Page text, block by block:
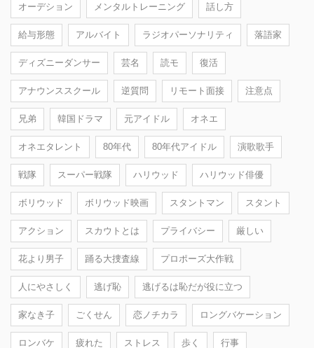
オーデション メンタルトレーニング 話し方
給与形態 アルバイト ラジオパーソナリティ 落語家
ディズニーダンサー 芸名 読モ 復活
アナウンススクール 逆質問 リモート面接 注意点
兄弟 韓国ドラマ 元アイドル オネエ
オネエタレント 80年代 80年代アイドル 演歌歌手
戦隊 スーパー戦隊 ハリウッド ハリウッド俳優
ボリウッド ボリウッド映画 スタントマン スタント
アクション スカウトとは プライバシー 厳しい
花より男子 踊る大捜査線 プロポーズ大作戦
人にやさしく 逃げ恥 逃げるは恥だが役に立つ
家なき子 ごくせん 恋ノチカラ ロングバケーション
ロンバケ 疲れた ストレス 歩く 行事